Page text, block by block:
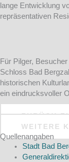
lange Entwicklung
repräsentativen
Für Pilger,
Schloss Bad
historischen
ein eindrucksvoller
ZURÜCK
WEITERE
Quellenangaben
Stadt Bad